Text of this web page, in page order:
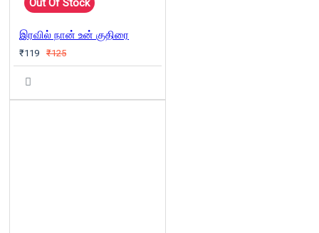
Out Of Stock
இரவில் நான் உன் குதிரை
₹119 ₹125